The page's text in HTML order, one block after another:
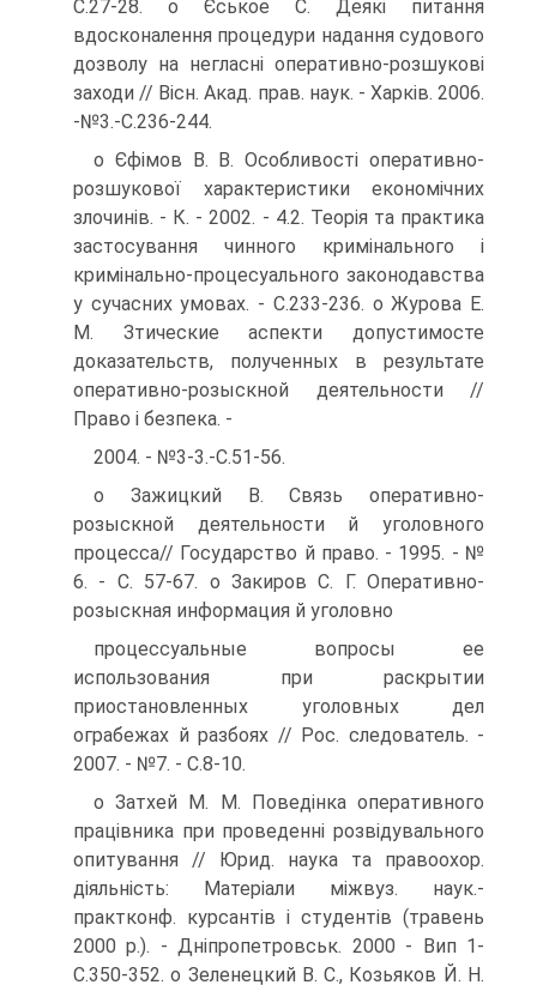
С.27-28. о Єськое С. Деякі питання
вдосконалення процедури надання судового
дозволу на негласні оперативно-розшукові
заходи // Вісн. Акад. прав. наук. - Харків. 2006.
-№3.-С.236-244.
о Єфімов В. В. Особливості оперативно-
розшукової характеристики економічних
злочинів. - К. - 2002. - 4.2. Теорія та практика
застосування чинного кримінального і
кримінально-процесуального законодавства
у сучасних умовах. - С.233-236. о Журова Е.
М. Зтические аспекти допустимосте
доказательств, полученных в результате
оперативно-розыскной деятельности //
Право і безпека. -
2004. - №3-3.-С.51-56.
о Зажицкий В. Связь оперативно-
розыскной деятельности й уголовного
процесса// Государство й право. - 1995. - №
6. - С. 57-67. о Закиров С. Г. Оперативно-
розыскная информация й уголовно
процессуальные вопросы ее
использования при раскрытии
приостановленных уголовных дел
ограбежах й разбоях // Рос. следователь. -
2007. - №7. - С.8-10.
о Затхей М. М. Поведінка оперативного
працівника при проведенні розвідувального
опитування // Юрид. наука та правоохор.
діяльність: Матеріали міжвуз. наук.-
практконф. курсантів і студентів (травень
2000 р.). - Дніпропетровськ. 2000 - Вип 1-
С.350-352. о Зеленецкий В. С., Козьяков Й. Н.